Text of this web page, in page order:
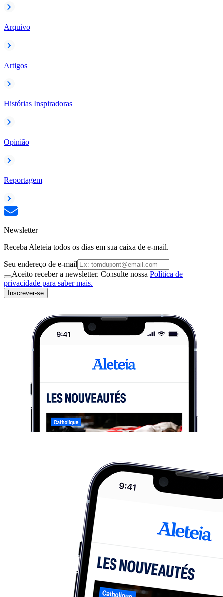
Arquivo
Artigos
Histórias Inspiradoras
Opinião
Reportagem
Newsletter
Receba Aleteia todos os dias em sua caixa de e-mail.
Seu endereço de e-mail
Aceito receber a newsletter. Consulte nossa Política de
privacidade para saber mais.
Inscrever-se